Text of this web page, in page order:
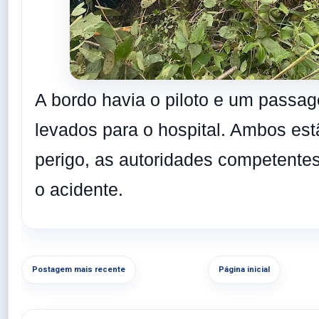
A bordo havia o piloto e um
levados para o hospital. Ambos
perigo, as autoridades
o acidente.
Postagem mais recente Página inicial